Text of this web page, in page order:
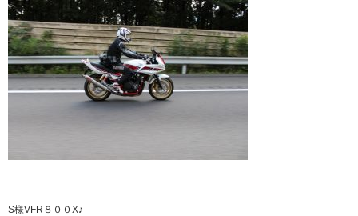
S様VFR８００X♪